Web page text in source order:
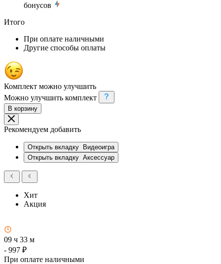
бонусов
Итого
При оплате наличными
Другие способы оплаты
Комплект можно улучшить
Можно улучшить комплект
В корзину
Рекомендуем добавить
Открыть вкладку Видеоигра
Открыть вкладку Аксессуар
Хит
Акция
09 ч 33 м
- 997 ₽
При оплате наличными